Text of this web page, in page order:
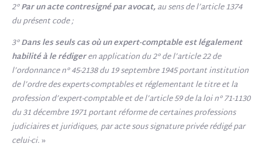
2°Par un acte contresigné par avocat,au sens de l’article 1374
du présent code ;
3°Dans les seuls cas où un expert-comptable est légalement
habilité à le rédigeren application du 2° de l’article 22 de
l’ordonnance n° 45-2138 du 19 septembre 1945 portant institution
de l’ordre des experts-comptables et réglementant le titre et la
profession d’expert-comptable et de l’article 59 de la loi n° 71-1130
du 31 décembre 1971 portant réforme de certaines professions
judiciaires et juridiques, par acte sous signature privée rédigé par
celui-ci.»